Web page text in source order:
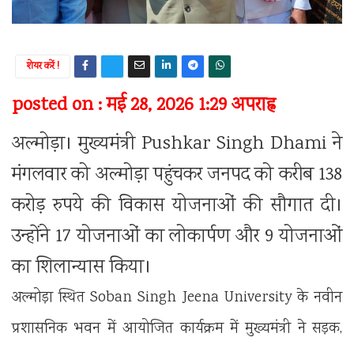
शेयर करें !
posted on : मई 28, 2026 1:29 अपराह्न
अल्मोड़ा। मुख्यमंत्री Pushkar Singh Dhami ने
मंगलवार को अल्मोड़ा पहुंचकर जनपद को करीब 138
करोड़ रुपये की विकास योजनाओं की सौगात दी।
उन्होंने 17 योजनाओं का लोकार्पण और 9 योजनाओं
का शिलान्यास किया।
अल्मोड़ा स्थितSoban Singh Jeena Universityके नवीन
प्रशासनिक भवन में आयोजित कार्यक्रम में मुख्यमंत्री ने सड़क,